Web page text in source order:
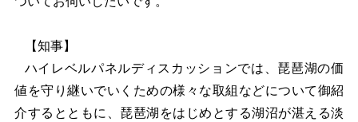
【知事】
ハイレベルパネルディスカッションでは、琵琶湖の価
値を守り継いでいくための様々な取組などについて御紹
介するとともに、琵琶湖をはじめとする湖沼が湛える淡